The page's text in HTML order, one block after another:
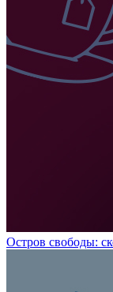
Остров свободы: